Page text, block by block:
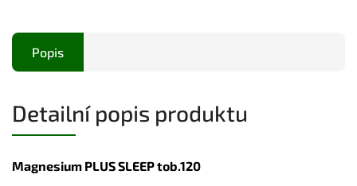
Popis
Detailní popis produktu
Magnesium PLUS SLEEP tob.120